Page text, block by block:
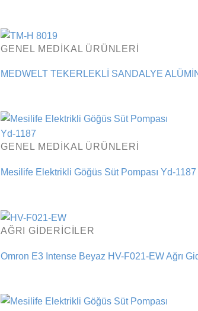
GENEL MEDIKAL ÜRÜNLERI
MEDWELT TEKERLEKLİ SANDALYE
GENEL MEDIKAL ÜRÜNLERI
Mesilife Elektrikli Göğüs Süt Pompası Yd-1187
AĞRI GIDERICILER
Omron E3 Intense Beyaz HV-F021-EW Ağrı